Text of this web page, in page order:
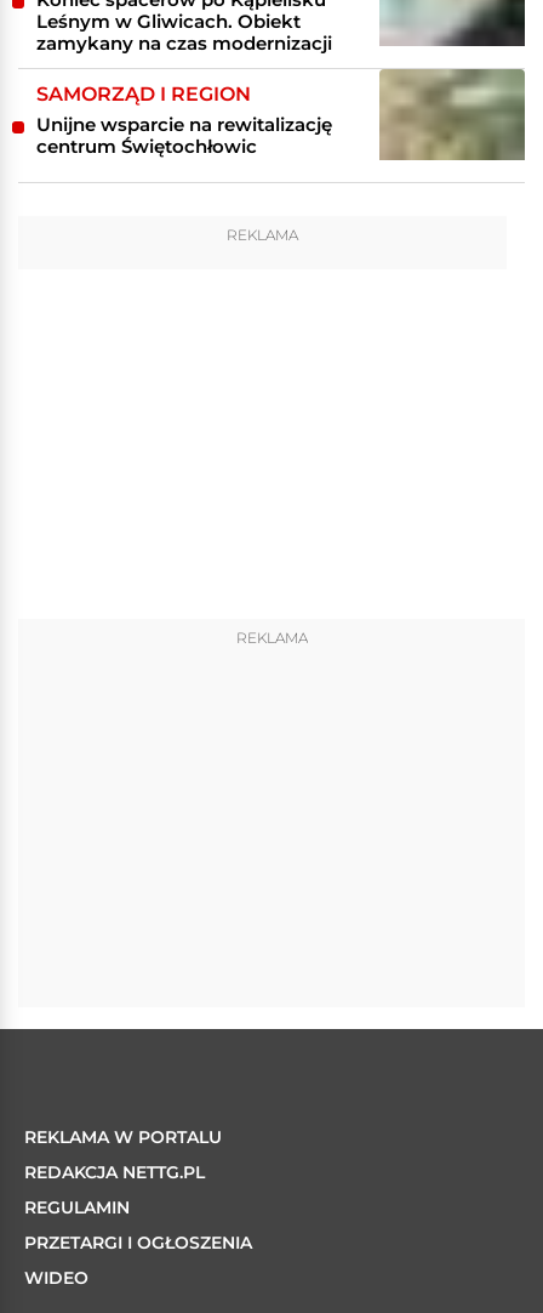
Leśnym w Gliwicach. Obiekt
zamykany na czas modernizacji
SAMORZĄD I REGION
Unijne wsparcie na rewitalizację
centrum Świętochłowic
REKLAMA
REKLAMA
REKLAMA W PORTALU
REDAKCJA NETTG.PL
REGULAMIN
PRZETARGI I OGŁOSZENIA
WIDEO